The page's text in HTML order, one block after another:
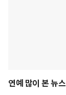
연예 많이 본 뉴스